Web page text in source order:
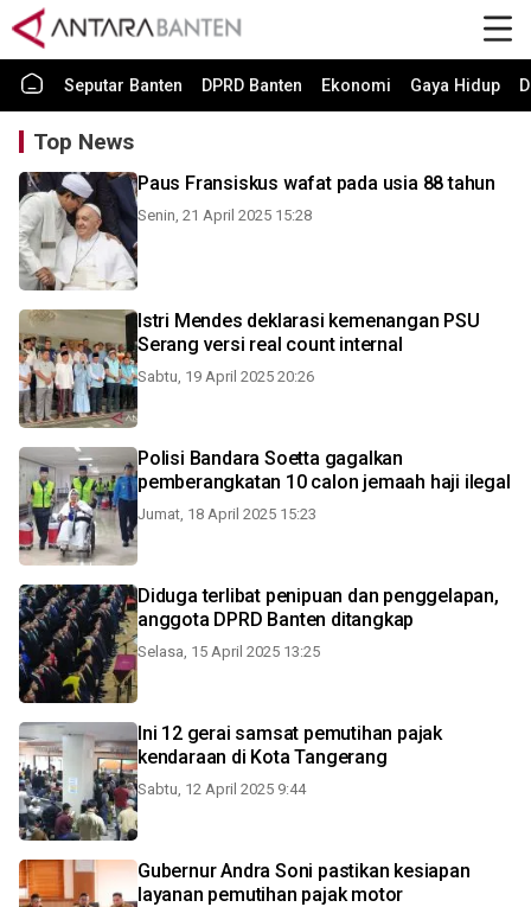
Seputar Banten DPRD Banten Ekonomi Gaya Hidup
Top News
Paus Fransiskus wafat pada usia 88 tahun
Senin, 21 April 2025 15:28
Istri Mendes deklarasi kemenangan PSU
Serang versi real count internal
Sabtu, 19 April 2025 20:26
Polisi Bandara Soetta gagalkan
pemberangkatan 10 calon jemaah haji ilegal
Jumat, 18 April 2025 15:23
Diduga terlibat penipuan dan penggelapan,
anggota DPRD Banten ditangkap
Selasa, 15 April 2025 13:25
Ini 12 gerai samsat pemutihan pajak
kendaraan di Kota Tangerang
Sabtu, 12 April 2025 9:44
Gubernur Andra Soni pastikan kesiapan
layanan pemutihan pajak motor